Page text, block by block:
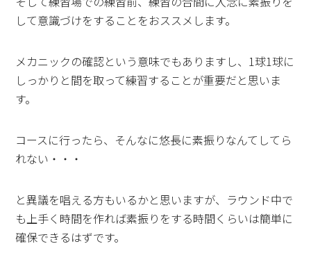
して意識づけをすることをおススメします。
メカニックの確認という意味でもありますし、1球1球に
しっかりと間を取って練習することが重要だと思いま
す。
コースに行ったら、そんなに悠長に素振りなんてしてら
れない・・・
と異議を唱える方もいるかと思いますが、ラウンド中で
も上手く時間を作れば素振りをする時間くらいは簡単に
確保できるはずです。